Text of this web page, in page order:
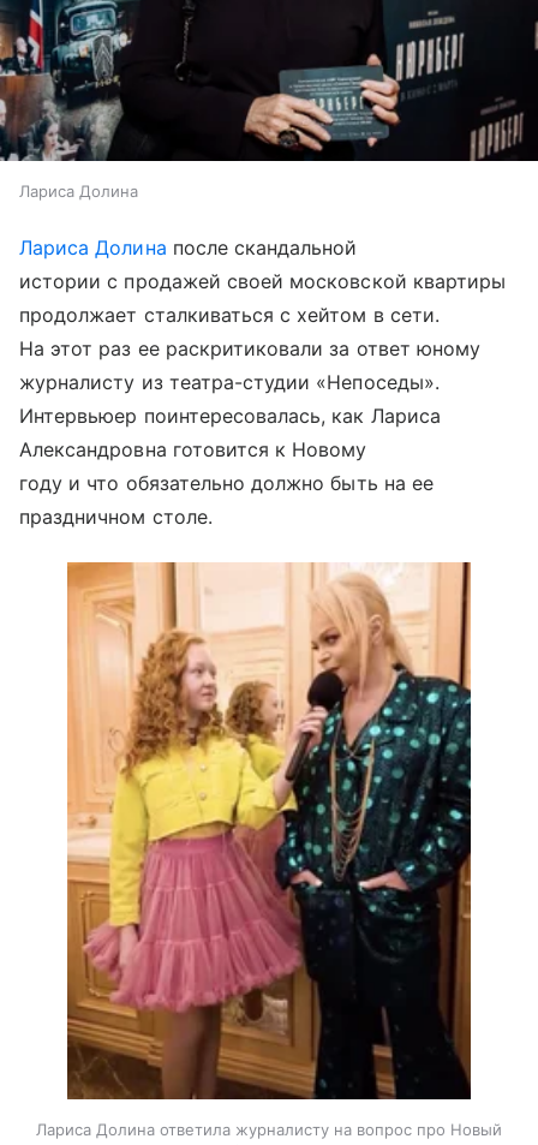
Лариса Долина
Лариса Долина после скандальной
истории с продажей своей московской квартиры
продолжает сталкиваться с хейтом в сети.
На этот раз ее раскритиковали за ответ юному
журналисту из театра-студии «Непоседы».
Интервьюер поинтересовалась, как Лариса
Александровна готовится к Новому
году и что обязательно должно быть на ее
праздничном столе.
Лариса Долина ответила журналисту на вопрос про Новый